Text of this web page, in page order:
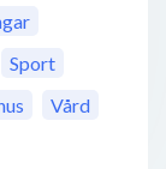
Sport
Vård